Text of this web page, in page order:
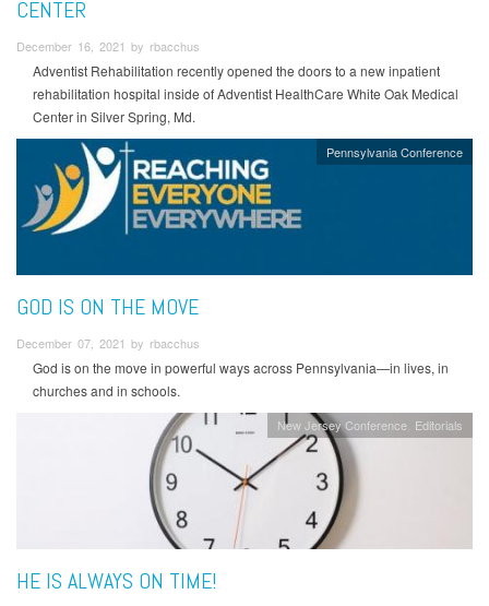
CENTER
December 16, 2021 by rbacchus
Adventist Rehabilitation recently opened the doors to a new inpatient
rehabilitation hospital inside of Adventist HealthCare White Oak Medical
Center in Silver Spring, Md.
Pennsylvania Conference
GOD IS ON THE MOVE
December 07, 2021 by rbacchus
God is on the move in powerful ways across Pennsylvania—in lives, in
churches and in schools.
New Jersey Conference Editorials
HE IS ALWAYS ON TIME!